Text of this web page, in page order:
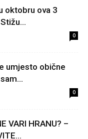
oktobru ova 3
0
umjesto obične
0
VARI HRANU? –